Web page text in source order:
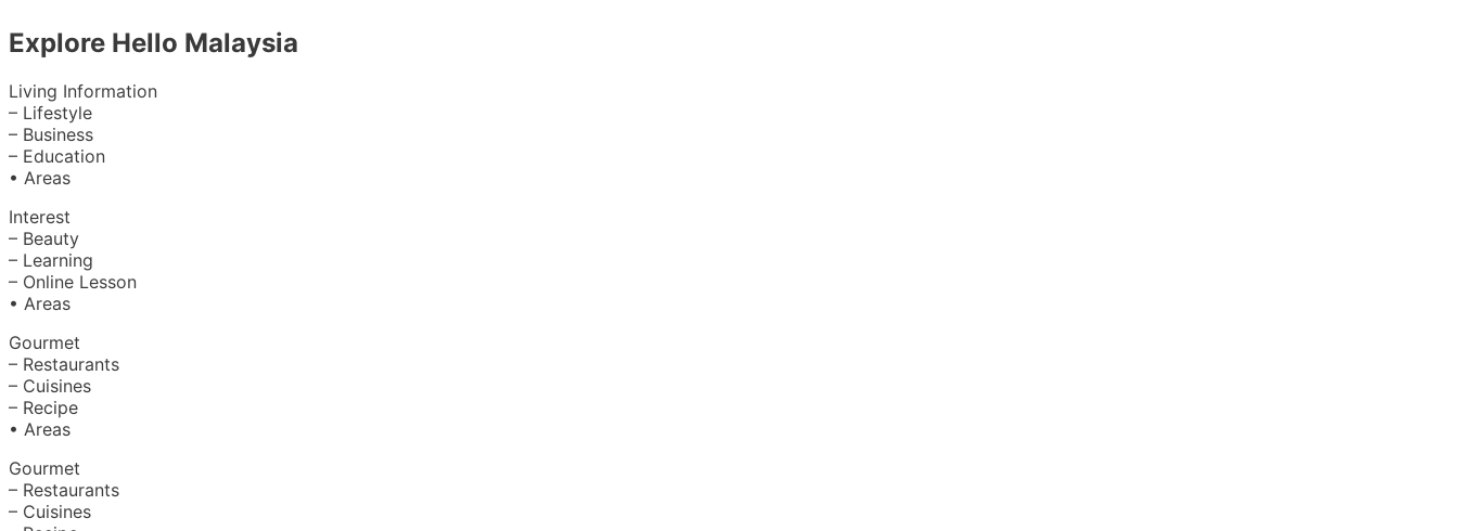
Explore Hello Malaysia
Living Information
– Lifestyle
– Business
– Education
• Areas
Interest
– Beauty
– Learning
– Online Lesson
• Areas
Gourmet
– Restaurants
– Cuisines
– Recipe
• Areas
Gourmet
– Restaurants
– Cuisines